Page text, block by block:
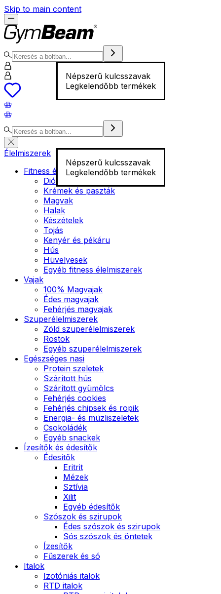
Skip to main content
Népszerű kulcsszavak
Legkelendőbb termékek
Népszerű kulcsszavak
Legkelendőbb termékek
Élelmiszerek
Fitness élelmiszer
Diófélék
Krémek és paszták
Magvak
Halak
Készételek
Tojás
Kenyér és pékáru
Hús
Hüvelyesek
Egyéb fitness élelmiszerek
Vajak
100% Magvajak
Édes magvajak
Fehérjés magvajak
Szuperélelmiszerek
Zöld szuperélelmiszerek
Rostok
Egyéb szuperélelmiszerek
Egészséges nasi
Protein szeletek
Szárított hús
Szárított gyümölcs
Fehérjés cookies
Fehérjés chipsek és ropik
Energia- és müzliszeletek
Csokoládék
Egyéb snackek
Ízesítők és édesítők
Édesítők
Eritrit
Mézek
Sztívia
Xilit
Egyéb édesítők
Szószok és szirupok
Édes szószok és szirupok
Sós szószok és öntetek
Ízesítők
Fűszerek és só
Italok
Izotóniás italok
RTD italok